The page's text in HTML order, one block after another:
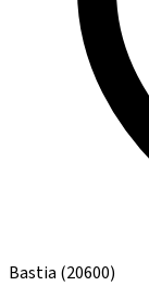
Bastia (20600)